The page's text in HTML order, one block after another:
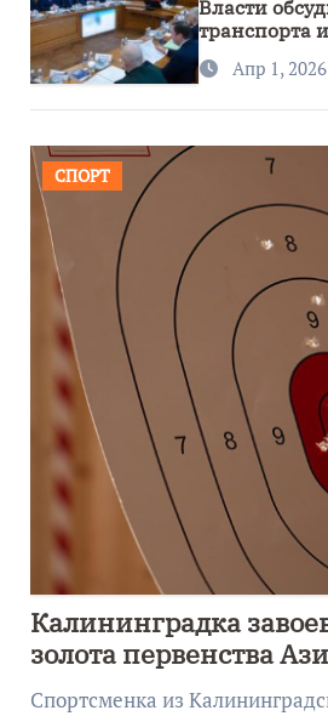
Власти
транспорта
региона
Апр 1, 2026
СПОРТ
Калининградка
золота первенства
метанию ножа
Спортсменка из